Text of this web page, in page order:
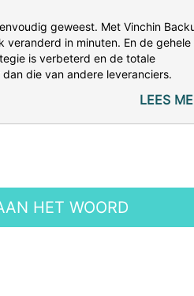
geweest. Met Vinchin
veranderd in minuten. En de gehele
is verbeterd en de totale
die van andere leveranciers.
LEES
HET WOORD